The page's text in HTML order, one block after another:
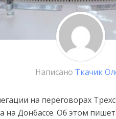
Написано Ткачик
на переговорах
на Донбассе. Об этом пишет